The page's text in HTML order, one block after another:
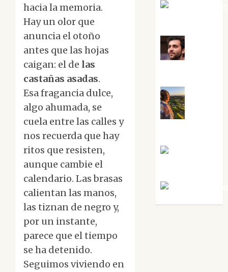
hacia la memoria.
Hay un olor que
anuncia el otoño
antes que las hojas
caigan: el de las
castañas asadas.
Esa fragancia dulce,
algo ahumada, se
cuela entre las calles y
nos recuerda que hay
ritos que resisten,
aunque cambie el
calendario. Las brasas
calientan las manos,
las tiznan de negro y,
por un instante,
parece que el tiempo
se ha detenido.
Seguimos viviendo en